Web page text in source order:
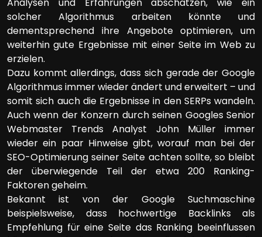
solcher Algorithmus arbeiten könnte und
dementsprechend ihre Angebote optimieren, um
weiterhin gute Ergebnisse mit einer Seite im Web zu
erzielen.
Dazu kommt allerdings, dass sich gerade der Google
Algorithmus immer wieder ändert und erweitert – und
somit sich auch die Ergebnisse in den SERPs wandeln.
Auch wenn der Konzern durch seinen Googles Senior
Webmaster Trends Analyst John Müller immer
wieder ein paar Hinweise gibt, worauf man bei der
SEO-Optimierung seiner Seite achten sollte, so bleibt
der überwiegende Teil der etwa 200 Ranking-
Faktoren geheim.
Bekannt ist von der Google Suchmaschine
beispielsweise, dass hochwertige Backlinks als
Empfehlung für eine Seite das Ranking beeinflussen